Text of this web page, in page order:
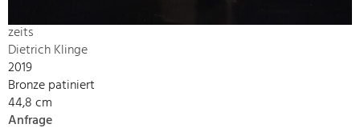
zeits
Dietrich Klinge
2019
Bronze patiniert
44,8 cm
Anfrage